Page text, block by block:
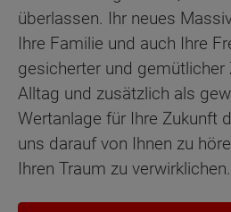
überlassen. Ihr neues
Ihre Familie und auch Ihre
gesicherter und
Alltag und zusätzlich als
Wertanlage für Ihre Zukunft
uns darauf von Ihnen zu
Ihren Traum zu verwirklichen.